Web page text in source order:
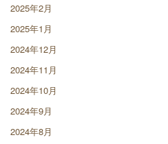
2025年2月
2025年1月
2024年12月
2024年11月
2024年10月
2024年9月
2024年8月